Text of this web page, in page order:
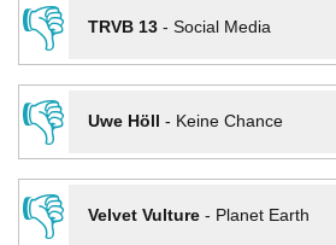
👎
TRVB 13- Social Media
👎
Uwe Höll - Keine Chance
👎
Velvet Vulture- Planet Earth